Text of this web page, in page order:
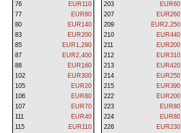
76
EUR110
77
EUR80
80
EUR140
83
EUR200
85
EUR1,290
87
EUR2,400
88
EUR160
102
EUR300
105
EUR20
106
EUR80
107
EUR70
111
EUR40
115
EUR110
203
EUR60
207
EUR260
209
EUR2,250
210
EUR440
211
EUR200
212
EUR310
213
EUR420
214
EUR250
215
EUR390
222
EUR200
223
EUR80
224
EUR80
226
EUR230